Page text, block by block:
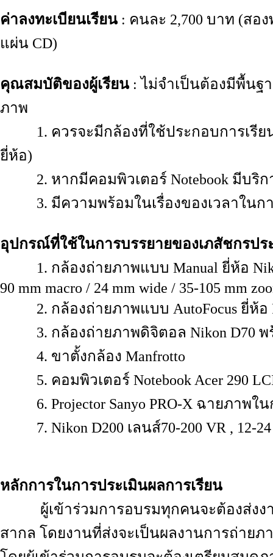
ค่าลงทะเบียนเรียน : คนละ 2,700 บาท (สอ
แผ่น CD)
คุณสมบัติของผู้เรียน : ไม่จำเป็นต้องมีพื้น
ภาพ
1. ควรจะมีกล้องที่ใช้ประกอบการเรีย
ยี่ห้อ)
2. หากมีคอมพิวเตอร์ Notebook มีบริก
3. มีความพร้อมในเรื่องของเวลาในกา
อุปกรณ์ที่ใช้ในการบรรยายของเภสัชกรป
1. กล้องถ่ายภาพแบบ Manual ยี่ห้อ
90 mm macro / 24 mm wide / 35-105 mm
2. กล้องถ่ายภาพแบบ AutoFocus ยี่ห้อ
3. กล้องถ่ายภาพดิจิตอล Nikon D70 พร้อ
4. ขาตั้งกล้อง Manfrotto
5. คอมพิวเตอร์ Notebook Acer 290
6. Projector Sanyo PRO-X ฉายภาพ
7. Nikon D200 เลนส์70-200 VR , 12-24
หลักการในการประเมินผลการเรียน
ผู้เข้าร่วมการอบรมทุกคนจะต้องส่งงา
สากล โดยงานที่ส่งจะเป็นผลงานการถ่าย